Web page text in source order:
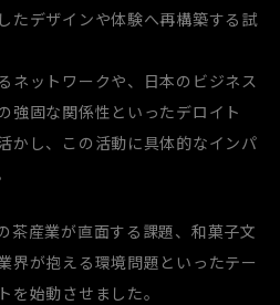
たデザインや体験へ再構築する試
ネットワークや、日本のビジネス
強固な関係性といったデロイト
かし、この活動に具体的なインパ
茶産業が直面する課題、和菓子文
界が抱える環境問題といったテー
を始動させました。